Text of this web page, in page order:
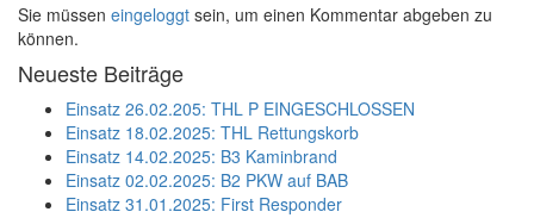
Sie müssen eingeloggt sein, um einen Kommentar abgeben zu
können.
Neueste Beiträge
Einsatz 26.02.205: THL P EINGESCHLOSSEN
Einsatz 18.02.2025: THL Rettungskorb
Einsatz 14.02.2025: B3 Kaminbrand
Einsatz 02.02.2025: B2 PKW auf BAB
Einsatz 31.01.2025: First Responder